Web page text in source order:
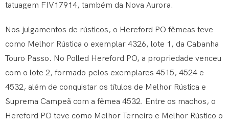
tatuagem FIV17914, também da Nova Aurora.
Nos julgamentos de rústicos, o Hereford PO fêmeas teve
como Melhor Rústica o exemplar 4326, lote 1, da Cabanha
Touro Passo. No Polled Hereford PO, a propriedade venceu
com o lote 2, formado pelos exemplares 4515, 4524 e
4532, além de conquistar os títulos de Melhor Rústica e
Suprema Campeã com a fêmea 4532. Entre os machos, o
Hereford PO teve como Melhor Terneiro e Melhor Rústico o